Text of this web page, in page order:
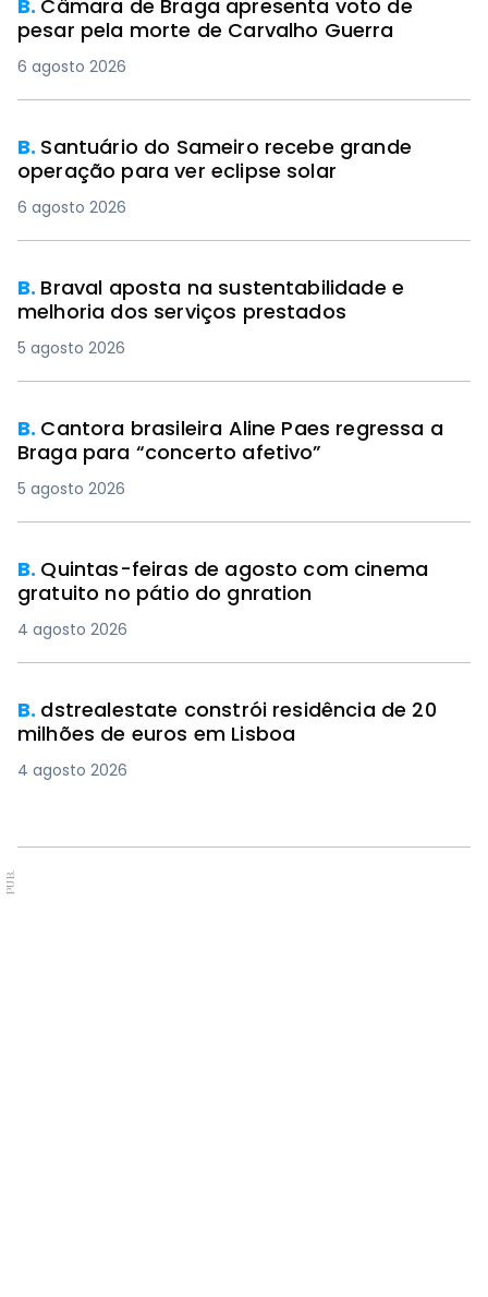
B. Câmara de Braga apresenta voto de
pesar pela morte de Carvalho Guerra
6 agosto 2026
B. Santuário do Sameiro recebe grande
operação para ver eclipse solar
6 agosto 2026
B. Braval aposta na sustentabilidade e
melhoria dos serviços prestados
5 agosto 2026
B. Cantora brasileira Aline Paes regressa a
Braga para “concerto afetivo”
5 agosto 2026
B. Quintas-feiras de agosto com cinema
gratuito no pátio do gnration
4 agosto 2026
B. dstrealestate constrói residência de 20
milhões de euros em Lisboa
4 agosto 2026
PUB.